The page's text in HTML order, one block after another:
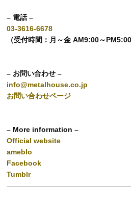
– 電話 –
03-3616-6678
（受付時間：月～金 AM9:00～
– お問い合わせ –
info@metalhouse.co.jp
お問い合わせページ
– More information –
Official website
ameblo
Facebook
Tumblr